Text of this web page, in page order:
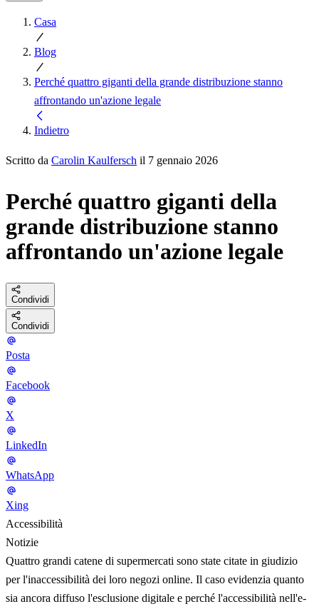
Casa
Blog
Perché quattro giganti della grande distribuzione stanno
affrontando un'azione legale
Indietro
Scritto da Carolin Kaulfersch il 7 gennaio 2026
Perché quattro giganti della
grande distribuzione stanno
affrontando un'azione legale
Condividi
Condividi
Posta
Facebook
X
LinkedIn
WhatsApp
Xing
Accessibilità
Notizie
Quattro grandi catene di supermercati sono state citate in giudizio
per l'inaccessibilità dei loro negozi online. Il caso evidenzia quanto
sia ancora diffuso l'esclusione digitale e perché l'accessibilità nell'e-